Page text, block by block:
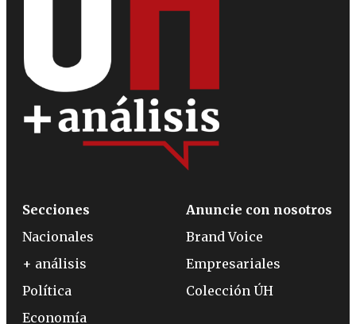
Secciones
Nacionales
+ análisis
Política
Economía
Anuncie con nosotros
Brand Voice
Empresariales
Colección ÚH